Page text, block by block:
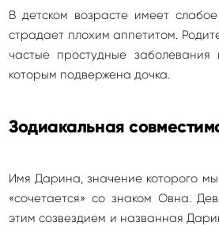
В детском возрасте имеет
страдает плохим аппетитом.
частые простудные
которым подвержена дочка.
Зодиакальная
Имя Дарина, значение которого
«сочетается» со знаком Овна.
этим созвездием и названная